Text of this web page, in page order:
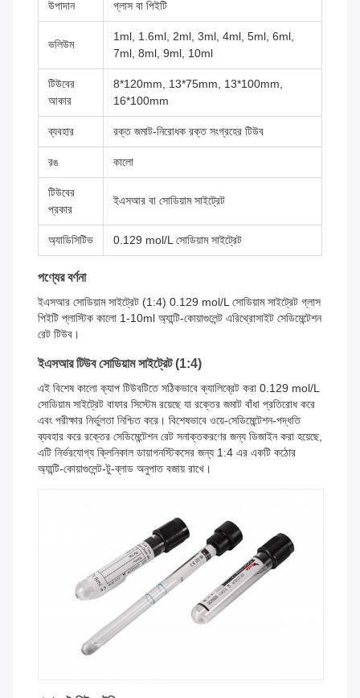
উপাদান গ্লাস বা পিইটি
ভলিউম
1ml, 1.6ml, 2ml, 3ml, 4ml, 5ml, 6ml,
7ml, 8ml, 9ml, 10ml
টিউবের
আকার
8*120mm, 13*75mm, 13*100mm,
16*100mm
ব্যবহার রক্ত জমাট-নিরোধক রক্ত সংগ্রহের টিউব
রঙ কালো
টিউবের
প্রকার
ইএসআর বা সোডিয়াম সাইট্রেট
অ্যাডিসিটিভ 0.129 mol/L সোডিয়াম সাইট্রেট
পণ্যের বর্ণনা
ইএসআর সোডিয়াম সাইট্রেট (1:4) 0.129 mol/L সোডিয়াম সাইট্রেট গ্লাস
পিইটি প্লাস্টিক কালো 1-10ml অ্যান্টি-কোয়াগুলেন্ট এরিথ্রোসাইট সেডিমেন্টেশন
রেট টিউব।
ইএসআর টিউব সোডিয়াম সাইট্রেট (1:4)
এই বিশেষ কালো ক্যাপ টিউবটিতে সঠিকভাবে ক্যালিব্রেট করা 0.129 mol/L
সোডিয়াম সাইট্রেট বাফার সিস্টেম রয়েছে যা রক্তের জমাট বাঁধা প্রতিরোধ করে
এবং পরীক্ষার নির্ভুলতা নিশ্চিত করে। বিশেষভাবে ওয়ে-সেডিমেন্টেশন-পদ্ধতি
ব্যবহার করে রক্তের সেডিমেন্টেশন রেট সনাক্তকরণের জন্য ডিজাইন করা হয়েছে,
এটি নির্ভরযোগ্য ক্লিনিকাল ডায়াগনস্টিকসের জন্য 1:4 এর একটি কঠোর
অ্যান্টি-কোয়াগুলেন্ট-টু-ব্লাড অনুপাত বজায় রাখে।